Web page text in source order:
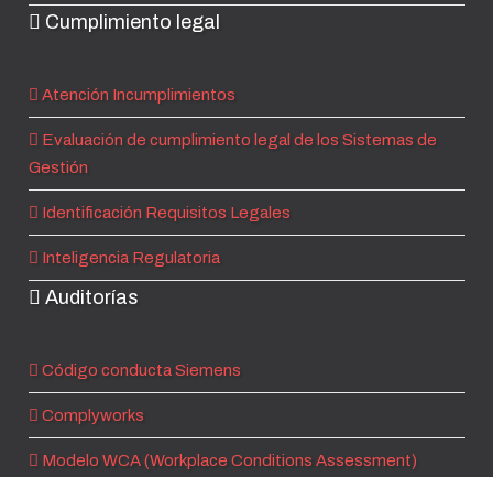
Cumplimiento legal
Atención Incumplimientos
Evaluación de cumplimiento legal de los Sistemas de
Gestión
Identificación Requisitos Legales
Inteligencia Regulatoria
Auditorías
Código conducta Siemens
Complyworks
Modelo WCA (Workplace Conditions Assessment)